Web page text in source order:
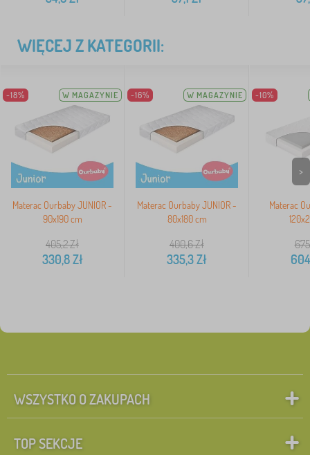
WIĘCEJ Z KATEGORII:
-18% W MAGAZYNIE
Materac Ourbaby JUNIOR -
90x190 cm
405,2Zł
330,8Zł
-16% W MAGAZYNIE
Materac Ourbaby JUNIOR -
80x180 cm
400,6Zł
335,3Zł
-10%
Materac
>
WSZYSTKO O ZAKUPACH
TOP SEKCJE